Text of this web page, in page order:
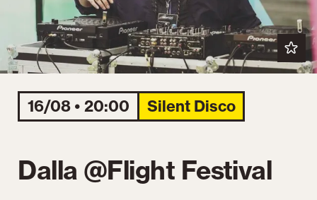
16/08 • 20:00 Silent Disco
Dalla @Flight Festival